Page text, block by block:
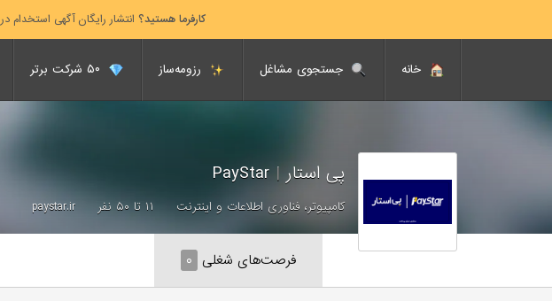
کارفرما هستید؟ انتشار رایگان آگهی استخدام در ۲۵ استان و ۲۶ دسته‌بندی شغلی
خانه جستجوی مشاغل رزومه‌ساز
پی استار |
کامپیوتر، فناوری اطلاعات و اینترنت ۱۱ تا ۵۰ نفر paystar.ir
فرصت‌های شغلی ۰